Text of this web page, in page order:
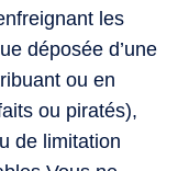
les
déposée d’une
ou en
ou piratés),
de limitation